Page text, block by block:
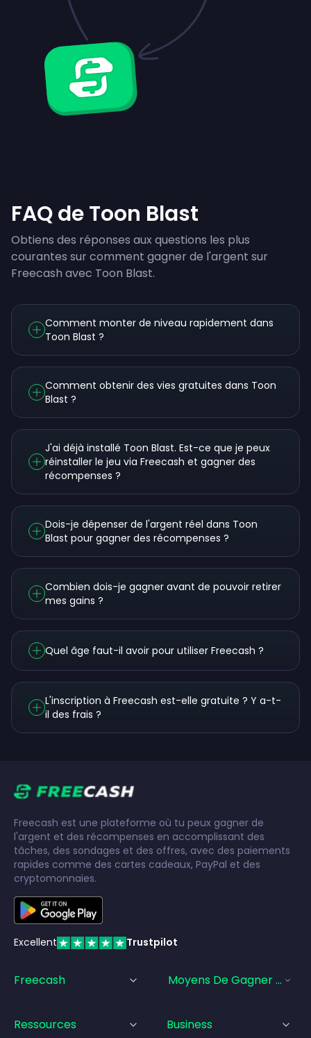
FAQ de Toon Blast
Obtiens des réponses aux questions les plus
courantes sur comment gagner de l'argent sur
Freecash avec Toon Blast.
Comment monter de niveau rapidement dans
Toon Blast ?
Comment obtenir des vies gratuites dans Toon
Blast ?
J'ai déjà installé Toon Blast. Est-ce que je peux
réinstaller le jeu via Freecash et gagner des
récompenses ?
Dois-je dépenser de l'argent réel dans Toon
Blast pour gagner des récompenses ?
Combien dois-je gagner avant de pouvoir retirer
mes gains ?
Quel âge faut-il avoir pour utiliser Freecash ?
L'inscription à Freecash est-elle gratuite ? Y a-t-
il des frais ?
Freecash est une plateforme où tu peux gagner de
l'argent et des récompenses en accomplissant des
tâches, des sondages et des offres, avec des paiements
rapides comme des cartes cadeaux, PayPal et des
cryptomonnaies.
Excellent Trustpilot
Freecash Moyens De Gagner De
Ressources Business